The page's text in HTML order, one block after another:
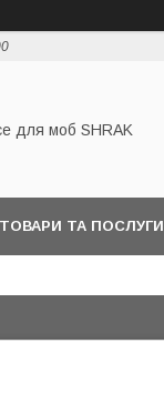
для моб SHRAK
ТОВАРИ ТА ПОСЛУГИ